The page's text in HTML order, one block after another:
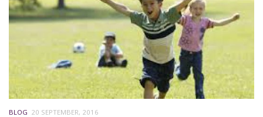
BLOG 20 SEPTEMBER, 2016